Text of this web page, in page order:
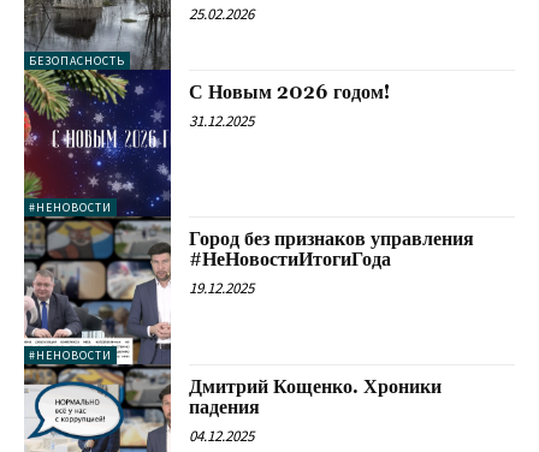
БЕЗОПАСНОСТЬ
25.02.2026
#НЕНОВОСТИ
С Новым 2026 годом!
31.12.2025
#НЕНОВОСТИ
Город без признаков управления
#НеНовостиИтогиГода
19.12.2025
Дмитрий Кощенко. Хроники
падения
04.12.2025